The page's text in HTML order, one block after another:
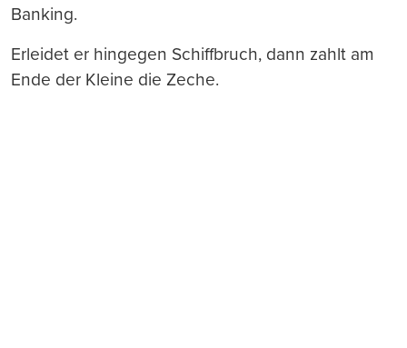
Banking.
Erleidet er hingegen Schiffbruch, dann zahlt am
Ende der Kleine die Zeche.